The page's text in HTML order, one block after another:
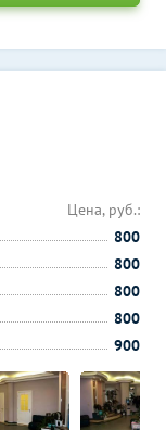
Цена, руб.:
800
800
800
800
900